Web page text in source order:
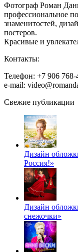
Фотограф Роман
профессиональное
знаменитостей,
постеров.
Красивые и
Контакты:
Телефон: +7 906 768-
e-mail:
Свежие публикации
Дизайн
Россия!»
Дизайн
снежочки»